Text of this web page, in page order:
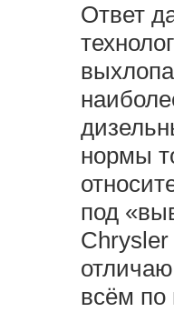
Ответ
нормы
под
всём по